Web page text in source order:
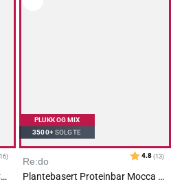
Plantebasert Proteinbar Salty Caramel 60g
PLUKK OG MIX
3500+SOLGTE
Re:do
Plantebasert Proteinbar Mocca Latte 60g